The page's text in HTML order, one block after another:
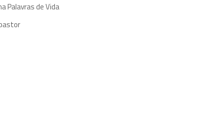
Palavras de Vida